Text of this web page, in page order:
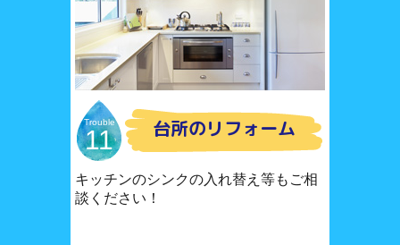
Trouble
11 台所のリフォーム
キッチンのシンクの入れ替え等もご相
談ください！